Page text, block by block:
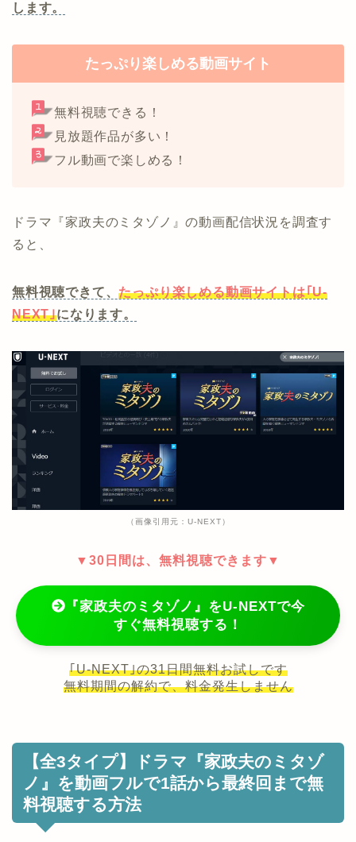
します。
たっぷり楽しめる動画サイト
無料視聴できる！
見放題作品が多い！
フル動画で楽しめる！
ドラマ『家政夫のミタゾノ』の動画配信状況を調査す
ると、
無料視聴できて、たっぷり楽しめる動画サイトは｢U-
NEXT｣になります。
（画像引用元：U-NEXT）
▼30日間は、無料視聴できます▼
『家政夫のミタゾノ』をU-NEXTで今
すぐ無料視聴する！
｢U-NEXT｣の31日間無料お試しです
無料期間の解約で、料金発生しません
【全3タイプ】ドラマ『家政夫のミタゾ
ノ』を動画フルで1話から最終回まで無
料視聴する方法